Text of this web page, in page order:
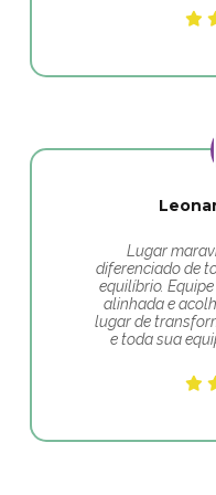
Lugar
diferenciado de
equilíbrio.
alinhada e
lugar de
e toda sua